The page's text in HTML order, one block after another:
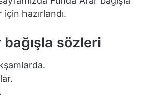
için hazırlandı.
sözleri